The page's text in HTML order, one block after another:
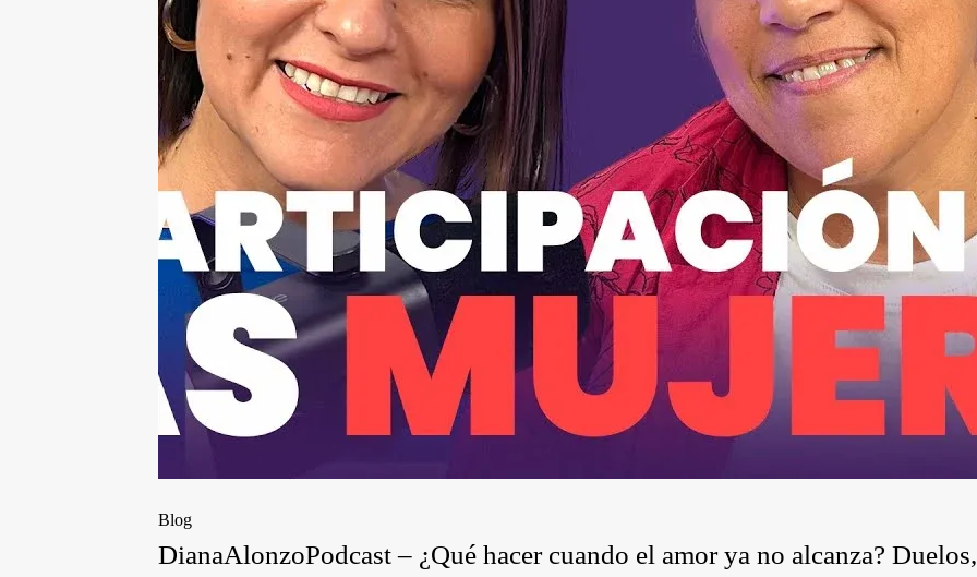
Blog
DianaAlonzoPodcast – ¿Qué hacer cuando el amor ya no alcanza? Duelos,